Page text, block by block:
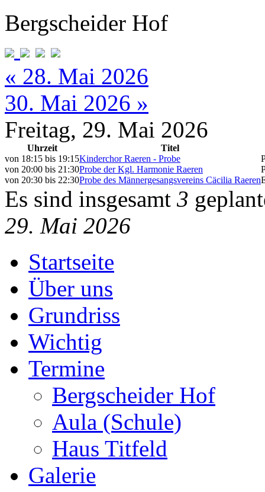
Bergscheider Hof
« 28. Mai 2026
30. Mai 2026 »
Freitag, 29. Mai 2026
Uhrzeit
Titel
von 18:15 bis 19:15Kinderchor Raeren - Probe
von 20:00 bis 21:30Probe der Kgl. Harmonie Raeren
von 20:30 bis 22:30Probe des Männergesangsvereins Cäcilia Raeren
Es sind insgesamt 3
29. Mai 2026
Startseite
Über uns
Grundriss
Wichtig
Termine
Bergscheider Hof
Aula (Schule)
Haus Titfeld
Galerie